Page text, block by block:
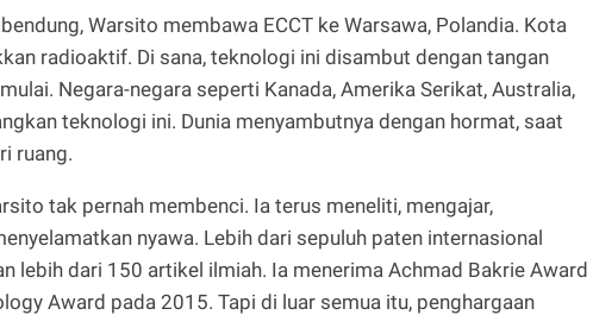
Warsito membawa ECCT ke Warsawa, Polandia. Kota
radioaktif. Di sana, teknologi ini disambut dengan tangan
Negara-negara seperti Kanada, Amerika Serikat, Australia,
teknologi ini. Dunia menyambutnya dengan hormat, saat
ruang.
tak pernah membenci. Ia terus meneliti, mengajar,
nyawa. Lebih dari sepuluh paten internasional
lebih dari 150 artikel ilmiah. Ia menerima Achmad Bakrie Award
Award pada 2015. Tapi di luar semua itu, penghargaan